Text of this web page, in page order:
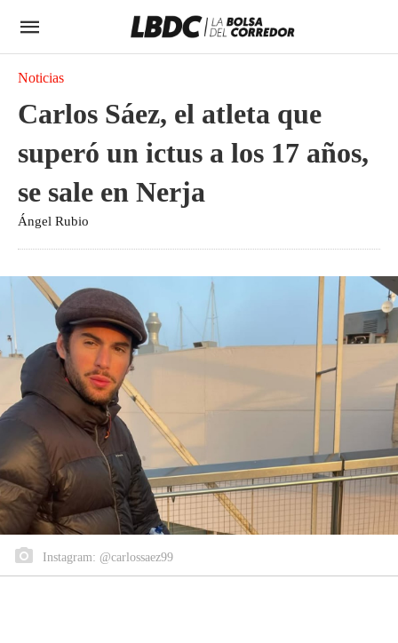
Noticias
Carlos Sáez, el atleta que
superó un ictus a los 17 años,
se sale en Nerja
Ángel Rubio
Instagram: @carlossaez99